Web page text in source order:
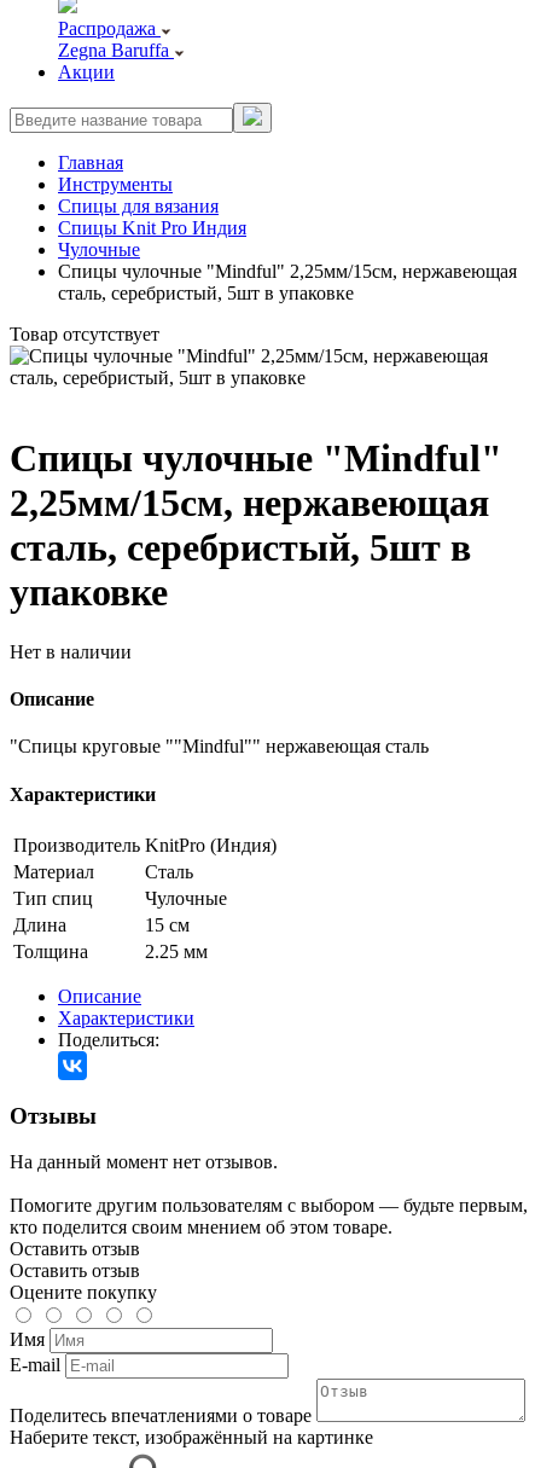
Распродажа
Zegna Baruffa
Акции
Главная
Инструменты
Спицы для вязания
Спицы Knit Pro Индия
Чулочные
Спицы чулочные "Mindful" 2,25мм/15см, нержавеющая
сталь, серебристый, 5шт в упаковке
Товар отсутствует
Спицы чулочные "Mindful"
2,25мм/15см, нержавеющая
сталь, серебристый, 5шт в
упаковке
Нет в наличии
Описание
"Спицы круговые ""Mindful"" нержавеющая сталь
Характеристики
Производитель KnitPro (Индия)
Материал
Сталь
Тип спиц
Чулочные
Длина
15 см
Толщина
2.25 мм
Описание
Характеристики
Поделиться:
Отзывы
На данный момент нет отзывов.
Помогите другим пользователям с выбором — будьте первым,
кто поделится своим мнением об этом товаре.
Оставить отзыв
Оставить отзыв
Оцените покупку
Имя
E-mail
Поделитесь впечатлениями о товаре
Наберите текст, изображённый на картинке